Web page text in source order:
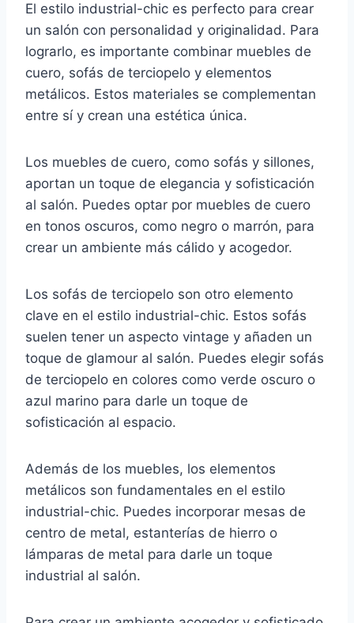
El estilo industrial-chic es perfecto para crear
un salón con personalidad y originalidad. Para
lograrlo, es importante combinar muebles de
cuero, sofás de terciopelo y elementos
metálicos. Estos materiales se complementan
entre sí y crean una estética única.
Los muebles de cuero, como sofás y sillones,
aportan un toque de elegancia y sofisticación
al salón. Puedes optar por muebles de cuero
en tonos oscuros, como negro o marrón, para
crear un ambiente más cálido y acogedor.
Los sofás de terciopelo son otro elemento
clave en el estilo industrial-chic. Estos sofás
suelen tener un aspecto vintage y añaden un
toque de glamour al salón. Puedes elegir sofás
de terciopelo en colores como verde oscuro o
azul marino para darle un toque de
sofisticación al espacio.
Además de los muebles, los elementos
metálicos son fundamentales en el estilo
industrial-chic. Puedes incorporar mesas de
centro de metal, estanterías de hierro o
lámparas de metal para darle un toque
industrial al salón.